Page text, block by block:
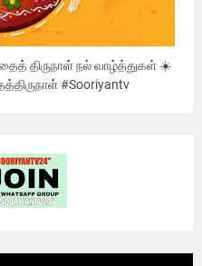
திருநாள் நல் வாழ்த்துகள் ☀️
#Sooriyantv